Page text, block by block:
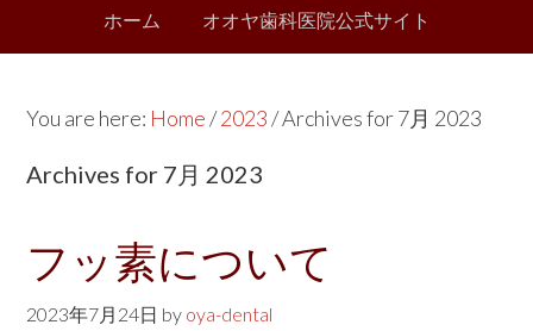
i
e
b
navigation
ホーム オオヤ歯科医院公式サイト
You are here: Home/2023/Archives for 7月 2023
Archives for 7月 2023
フッ素について
2023年7月24日 by oya-dental